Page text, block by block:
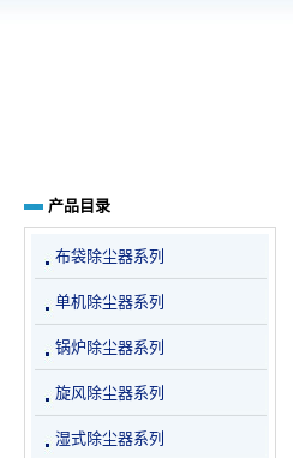
产品目录
布袋除尘器系列
单机除尘器系列
锅炉除尘器系列
旋风除尘器系列
湿式除尘器系列